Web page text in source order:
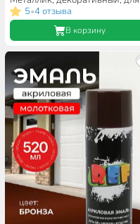
внутренних и наружных работ,
акриловая, глянцевая, медь,
5•4 отзыва
В корзину